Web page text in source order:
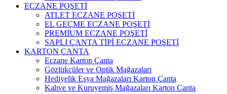
ECZANE POŞETİ
ATLET ECZANE POŞETİ
EL GEÇME ECZANE POŞETİ
PREMİUM ECZANE POŞETİ
SAPLI ÇANTA TİPİ ECZANE POŞETİ
KARTON ÇANTA
Eczane Karton Çanta
Gözlükçüler ve Optik Mağazaları
Hediyelik Eşya Mağazaları Karton Çanta
Kahve ve Kuruyemiş Mağazaları Karton Çanta